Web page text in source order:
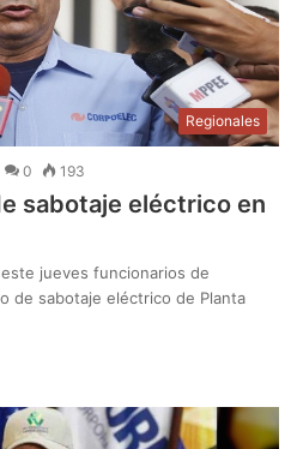
Regionales
0 193
sabotaje eléctrico en
jueves funcionarios de
de sabotaje eléctrico de Planta